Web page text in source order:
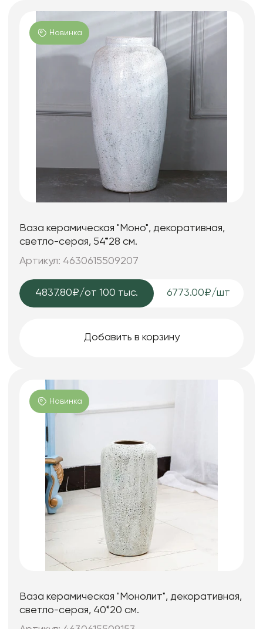
Новинка
Ваза керамическая "Моно", декоративная,
светло-серая, 54*28 см.
Артикул: 4630615509207
4837.80₽/от 100 тыс. 6773.00₽/шт
Добавить в корзину
Новинка
Ваза керамическая "Монолит", декоративная,
светло-серая, 40*20 см.